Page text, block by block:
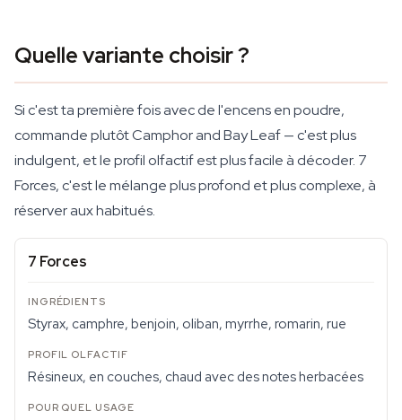
Quelle variante choisir ?
Si c'est ta première fois avec de l'encens en poudre,
commande plutôt Camphor and Bay Leaf — c'est plus
indulgent, et le profil olfactif est plus facile à décoder. 7
Forces, c'est le mélange plus profond et plus complexe, à
réserver aux habitués.
7 Forces
Styrax, camphre, benjoin, oliban, myrrhe, romarin, rue
Résineux, en couches, chaud avec des notes herbacées